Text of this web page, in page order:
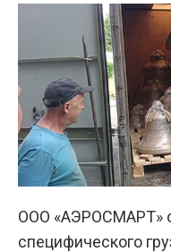
ООО «АЭРОСМАРТ»
специфического